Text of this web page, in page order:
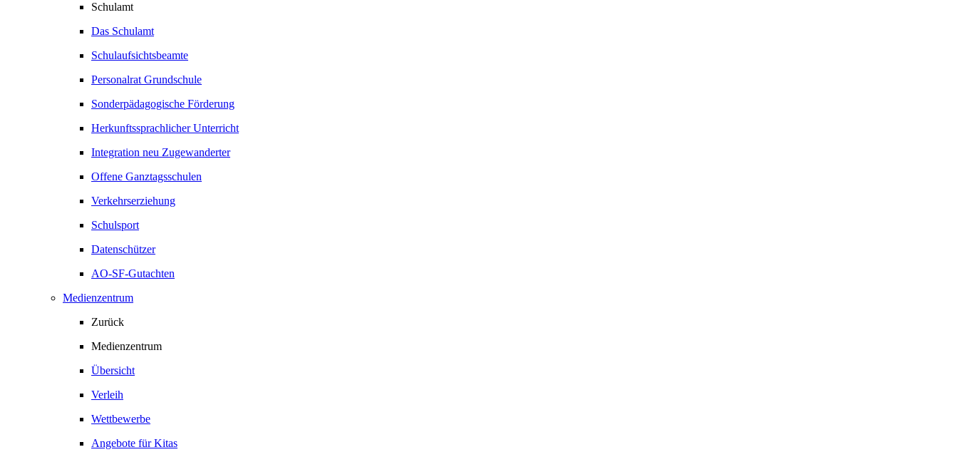
Schulamt
Das Schulamt
Schulaufsichtsbeamte
Personalrat Grundschule
Sonderpädagogische Förderung
Herkunftssprachlicher Unterricht
Integration neu Zugewanderter
Offene Ganztagsschulen
Verkehrserziehung
Schulsport
Datenschützer
AO-SF-Gutachten
Medienzentrum
Zurück
Medienzentrum
Übersicht
Verleih
Wettbewerbe
Angebote für Kitas